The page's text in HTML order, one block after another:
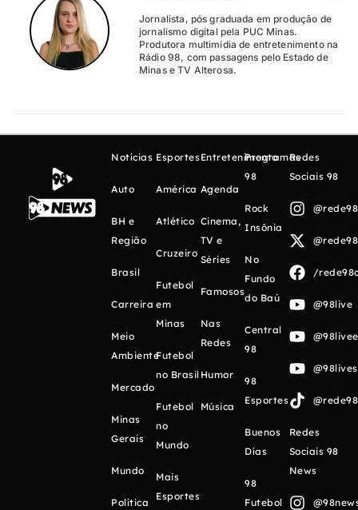
Jornalista, pós graduada em produção de
jornalismo digital pela PUC Minas.
Produtora multimídia de entretenimento na
Rádio 98, com passagens pelo Estado de
Minas e TV Alterosa.
Notícias
Auto
BH e
Região
Brasil
Carreira
Meio
Ambiente
Mercado
Minas
Gerais
Mundo
Política
Esportes
América
Atlético
Cruzeiro
Futebol
em
Minas
Futebol
no Brasil
Futebol
no
Mundo
Mais
Esportes
Entretenimento
Agenda
Cinema,
TV e
Séries
Famosos
Nas
Redes
Humor
Música
Programas
98
Rock
Insônia
No
Fundo
do Baú
Central
98
98
Esportes
Buenos
Días
98
Futebol
Redes
Sociais 98
/
@98live
Redes
Sociais 98
News